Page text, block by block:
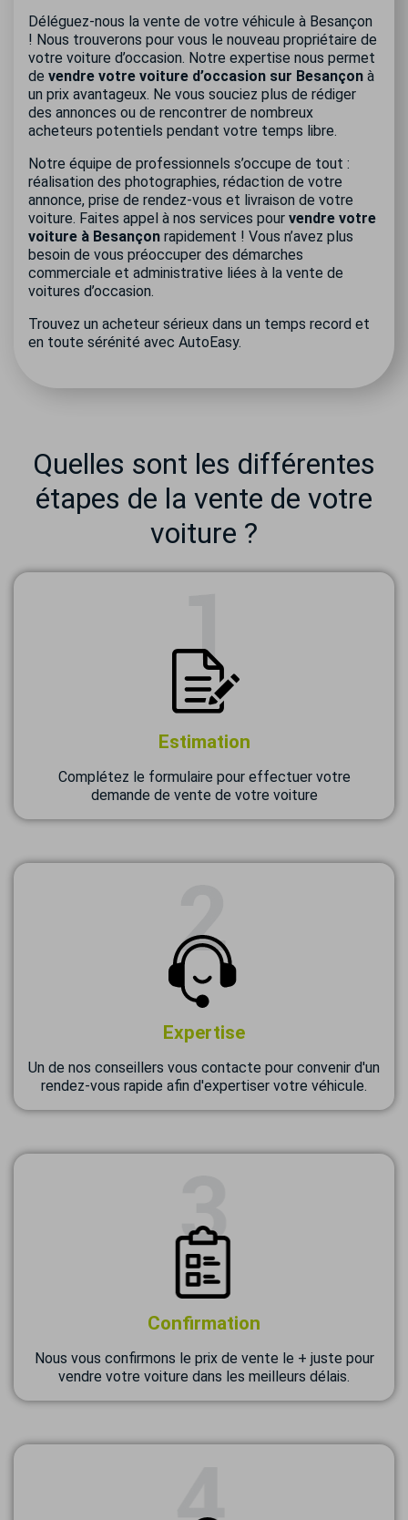
Déléguez-nous la vente de votre véhicule à Besançon
! Nous trouverons pour vous le nouveau propriétaire de
votre voiture d’occasion. Notre expertise nous permet
de vendre votre voiture d’occasion sur Besançon à
un prix avantageux. Ne vous souciez plus de rédiger
des annonces ou de rencontrer de nombreux
acheteurs potentiels pendant votre temps libre.
Notre équipe de professionnels s’occupe de tout :
réalisation des photographies, rédaction de votre
annonce, prise de rendez-vous et livraison de votre
voiture. Faites appel à nos services pour vendre votre
voiture à Besançon rapidement ! Vous n’avez plus
besoin de vous préoccuper des démarches
commerciale et administrative liées à la vente de
voitures d’occasion.
Trouvez un acheteur sérieux dans un temps record et
en toute sérénité avec AutoEasy.
Quelles sont les différentes
étapes de la vente de votre
voiture ?
Estimation
Complétez le formulaire pour effectuer votre
demande de vente de votre voiture
Expertise
Un de nos conseillers vous contacte pour convenir d'un
rendez-vous rapide afin d'expertiser votre véhicule.
Confirmation
Nous vous confirmons le prix de vente le + juste pour
vendre votre voiture dans les meilleurs délais.